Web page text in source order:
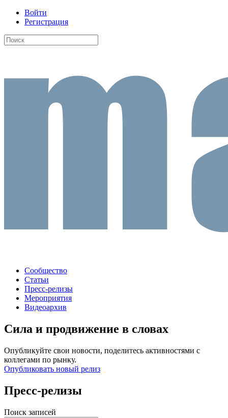
Войти
Регистрация
Сообщество
Статьи
Пресс-релизы
Мероприятия
Видеоархив
Сила и продвижение в словах
Опубликуйте свои новости, поделитесь активностями с
коллегами по рынку.
Опубликовать новый релиз
Пресс-релизы
Поиск записей